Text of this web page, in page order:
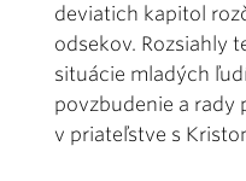
deviatich kapitol
odsekov. Rozsiahly
situácie mladých
povzbudenie a rady
v priateľstve s